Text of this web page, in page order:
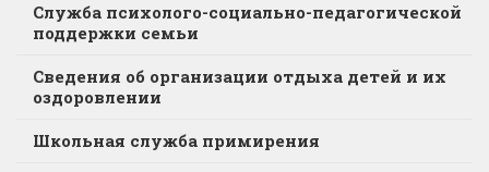
Служба психолого-социально-педагогической
поддержки семьи
Сведения об организации отдыха детей и их
оздоровлении
Школьная служба примирения